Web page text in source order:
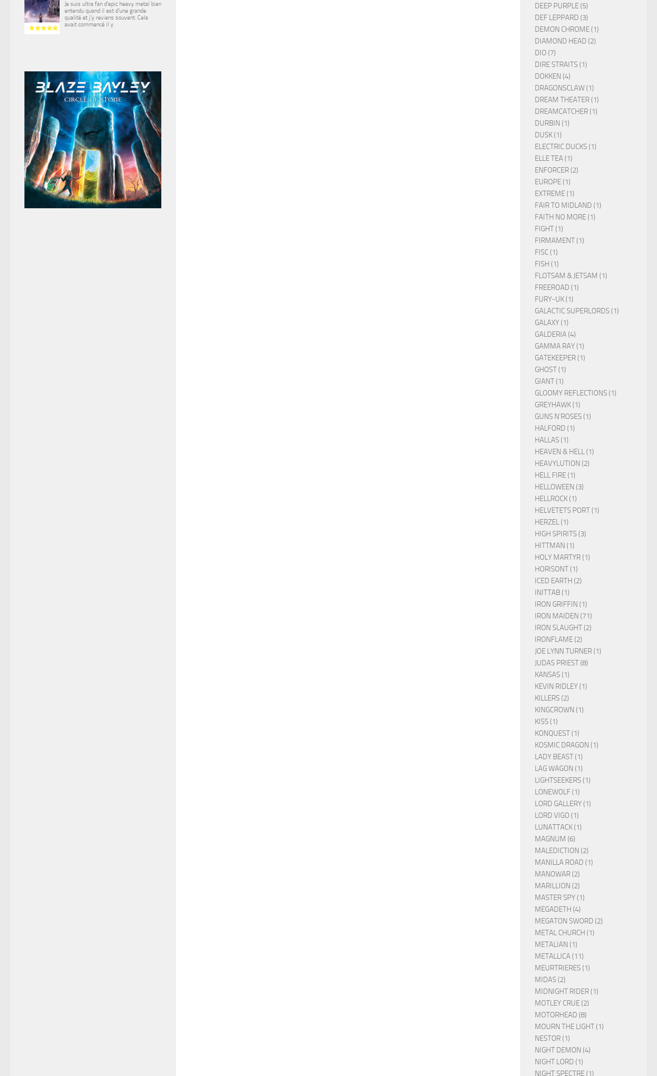
Je suis ultra fan d’epic heavy metal bien
entendu quand il est d’une grande
qualité et j’y reviens souvent. Cela
avait commencé il y
DEEP PURPLE (5)
DEF LEPPARD (3)
DEMON CHROME (1)
DIAMOND HEAD (2)
DIO (7)
DIRE STRAITS (1)
DOKKEN (4)
DRAGONSCLAW (1)
DREAM THEATER (1)
DREAMCATCHER (1)
DURBIN (1)
DUSK (1)
ELECTRIC DUCKS (1)
ELLE TEA (1)
ENFORCER (2)
EUROPE (1)
EXTREME (1)
FAIR TO MIDLAND (1)
FAITH NO MORE (1)
FIGHT (1)
FIRMAMENT (1)
FISC (1)
FISH (1)
FLOTSAM & JETSAM (1)
FREEROAD (1)
FURY-UK (1)
GALACTIC SUPERLORDS (1)
GALAXY (1)
GALDERIA (4)
GAMMA RAY (1)
GATEKEEPER (1)
GHOST (1)
GIANT (1)
GLOOMY REFLECTIONS (1)
GREYHAWK (1)
GUNS N'ROSES (1)
HALFORD (1)
HALLAS (1)
HEAVEN & HELL (1)
HEAVYLUTION (2)
HELL FIRE (1)
HELLOWEEN (3)
HELLROCK (1)
HELVETETS PORT (1)
HERZEL (1)
HIGH SPIRITS (3)
HITTMAN (1)
HOLY MARTYR (1)
HORISONT (1)
ICED EARTH (2)
INITTAB (1)
IRON GRIFFIN (1)
IRON MAIDEN (71)
IRON SLAUGHT (2)
IRONFLAME (2)
JOE LYNN TURNER (1)
JUDAS PRIEST (8)
KANSAS (1)
KEVIN RIDLEY (1)
KILLERS (2)
KINGCROWN (1)
KISS (1)
KONQUEST (1)
KOSMIC DRAGON (1)
LADY BEAST (1)
LAG WAGON (1)
LIGHTSEEKERS (1)
LONEWOLF (1)
LORD GALLERY (1)
LORD VIGO (1)
LUNATTACK (1)
MAGNUM (6)
MALEDICTION (2)
MANILLA ROAD (1)
MANOWAR (2)
MARILLION (2)
MASTER SPY (1)
MEGADETH (4)
MEGATON SWORD (2)
METAL CHURCH (1)
METALIAN (1)
METALLICA (11)
MEURTRIERES (1)
MIDAS (2)
MIDNIGHT RIDER (1)
MOTLEY CRUE (2)
MOTORHEAD (8)
MOURN THE LIGHT (1)
NESTOR (1)
NIGHT DEMON (4)
NIGHT LORD (1)
NIGHT SPECTRE (1)